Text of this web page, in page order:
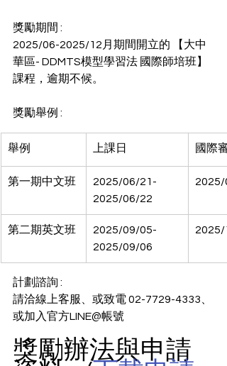
獎勵期間 :
2025/06-2025/12月期間開立的 【大中
華區- DDMTS模型學習法 國際師培班】
課程，逾期不候。
獎勵舉例 :
舉例 上課日 國際
第一期中文班
2025/06/21-
2025/06/22
2025/
第二期英文班
2025/09/05-
2025/09/06
2025/
計劃諮詢 :
請洽線上客服、或致電 02-7729-4333、
或加入官方LINE@帳號
獎勵辦法與申請